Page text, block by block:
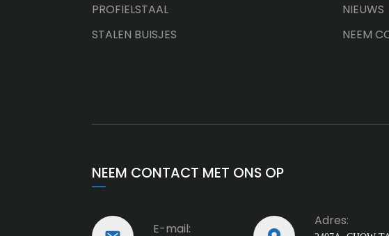
PROFIELSTAAL
STALEN BUISJES
NIEUWS
NEEM
NEEM CONTACT MET ONS OP
E-mail: Adres: